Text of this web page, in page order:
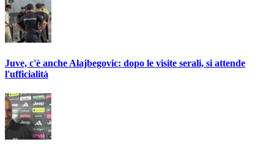
Juve, c'è anche Alajbegovic: dopo le visite serali, si attende
l'ufficialità